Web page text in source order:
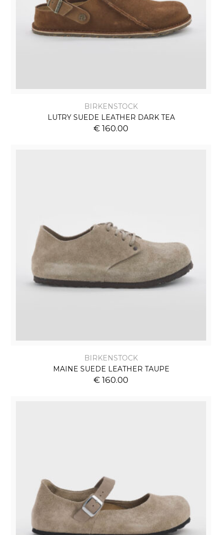
BIRKENSTOCK
LUTRY SUEDE LEATHER DARK TEA
€ 160.00
BIRKENSTOCK
MAINE SUEDE LEATHER TAUPE
€ 160.00